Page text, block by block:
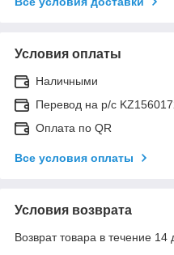
Условия оплаты
Наличными
Перевод на р/с
Оплата по QR
Все условия оплаты
Условия возврата
Возврат товара в течение 14